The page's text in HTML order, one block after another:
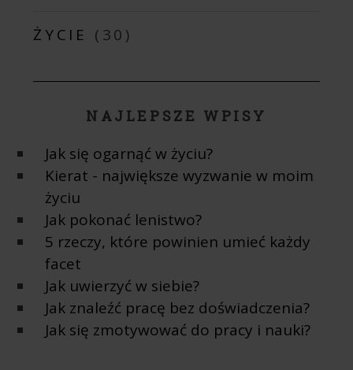
ŻYCIE (30)
NAJLEPSZE WPISY
Jak się ogarnąć w życiu?
Kierat - największe wyzwanie w moim
życiu
Jak pokonać lenistwo?
5 rzeczy, które powinien umieć każdy
facet
Jak uwierzyć w siebie?
Jak znaleźć pracę bez doświadczenia?
Jak się zmotywować do pracy i nauki?